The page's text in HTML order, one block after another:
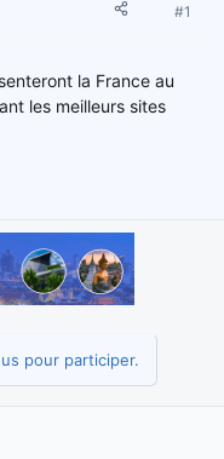
#1
la France au
les meilleurs sites
pour participer.